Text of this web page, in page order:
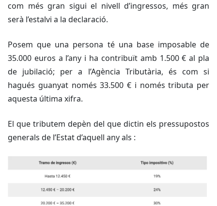
com més gran sigui el nivell d’ingressos, més gran
serà l’estalvi a la declaració.
Posem que una persona té una base imposable de
35.000 euros a l’any i ha contribuït amb 1.500 € al pla
de jubilació; per a l’Agència Tributària, és com si
hagués guanyat només 33.500 € i només tributa per
aquesta última xifra.
El que tributem depèn del que dictin els pressupostos
generals de l’Estat d’aquell any als :